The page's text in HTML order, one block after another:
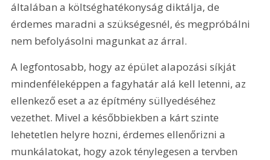
általában a költséghatékonyság diktálja, de
érdemes maradni a szükségesnél, és megpróbálni
nem befolyásolni magunkat az árral.
A legfontosabb, hogy az épület alapozási síkját
mindenféleképpen a fagyhatár alá kell letenni, az
ellenkező eset a az építmény süllyedéséhez
vezethet. Mivel a későbbiekben a kárt szinte
lehetetlen helyre hozni, érdemes ellenőrizni a
munkálatokat, hogy azok ténylegesen a tervben